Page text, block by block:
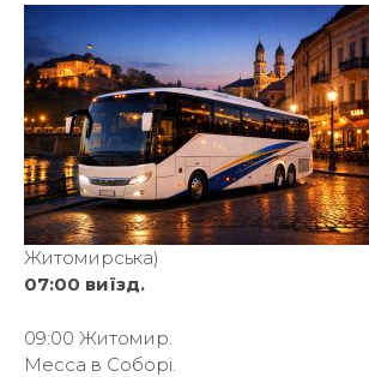
Житомирська)
07:00 виїзд.
09:00 Житомир.
Месса в Соборі.